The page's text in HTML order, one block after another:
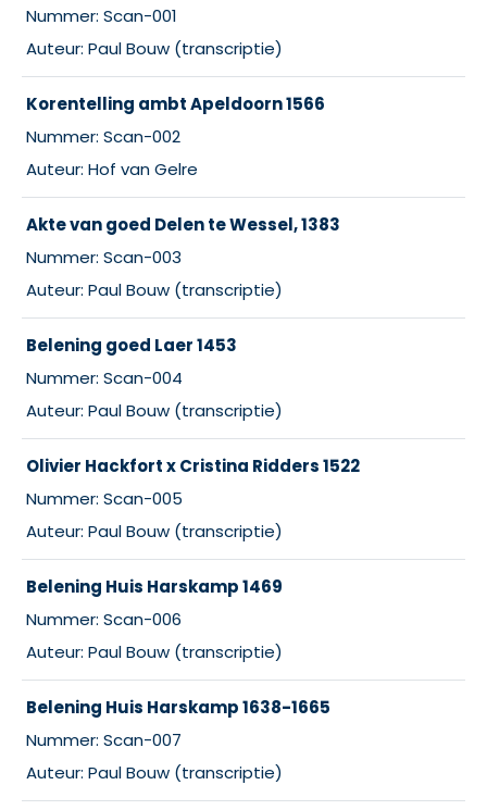
Nummer: Scan-001
Auteur: Paul Bouw (transcriptie)
Korentelling ambt Apeldoorn 1566
Nummer: Scan-002
Auteur: Hof van Gelre
Akte van goed Delen te Wessel, 1383
Nummer: Scan-003
Auteur: Paul Bouw (transcriptie)
Belening goed Laer 1453
Nummer: Scan-004
Auteur: Paul Bouw (transcriptie)
Olivier Hackfort x Cristina Ridders 1522
Nummer: Scan-005
Auteur: Paul Bouw (transcriptie)
Belening Huis Harskamp 1469
Nummer: Scan-006
Auteur: Paul Bouw (transcriptie)
Belening Huis Harskamp 1638-1665
Nummer: Scan-007
Auteur: Paul Bouw (transcriptie)